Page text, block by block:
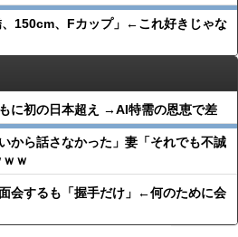
、150cm、Fカップ」←これ好きじゃな
に初の日本超え →AI特需の恩恵で差
から話さなかった」妻「それでも不誠
ｗ
会するも「握手だけ」←何のために会